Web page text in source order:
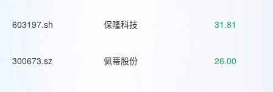
603197.sh 保隆科技 31.81
300673.sz 佩蒂股份 26.00